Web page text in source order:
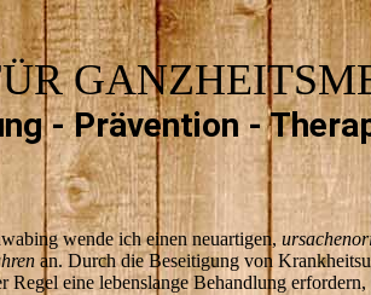
- Prävention -
wende ich einen neuartigen,
an. Durch die Beseitigung von
Regel eine lebenslange Behandlung